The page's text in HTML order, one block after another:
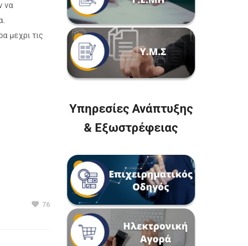
να
μεχρι τις
76
Υπηρεσίες Ανάπτυξης
& Εξωστρέφειας